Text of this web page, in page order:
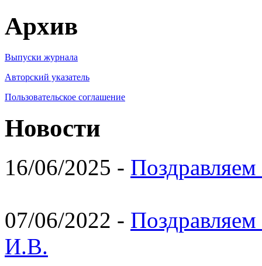
Архив
Выпуски журнала
Авторский указатель
Пользовательское соглашение
Новости
16/06/2025 -
07/06/2022 -
И.В.